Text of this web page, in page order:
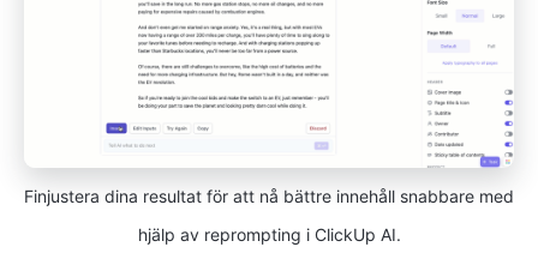
Finjustera dina resultat för att nå bättre innehåll snabbare med
hjälp av reprompting i ClickUp AI.